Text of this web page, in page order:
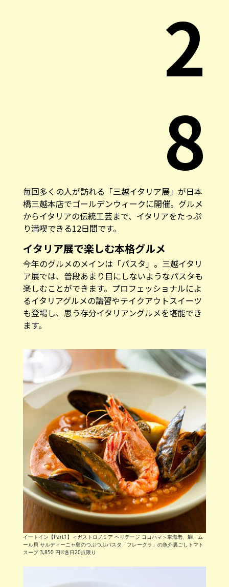
2
8
毎回多くの人が訪れる「三越イタリア展」が日本
橋三越本店でゴールデンウィークに開催。グルメ
からイタリアの伝統工芸まで、イタリアをたっぷ
り満喫できる12日間です。
イタリア展で楽しむ本格グルメ
今年のグルメのメインは「パスタ」。三越イタリ
ア展では、普段あまり目にしないようなパスタも
楽しむことができます。プロフェッショナルによ
るイタリアグルメの講習やテイクアウトスイーツ
も登場し、思う存分イタリアングルメを堪能でき
ます。
イートイン【Part1】＜ガストロノミア ヘリテージ ヨコハマ＞車海老、鯛、ム
ール貝 サルディーニャ島のつぶつぶパスタ「フレーグラ」の魚介裏ごしトマト
スープ 3,850 円※各日20点限り